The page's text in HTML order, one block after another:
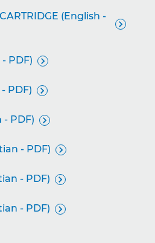
(English -

PDF) 
PDF) 
- PDF) 
- PDF) 
- PDF) 
- PDF) 